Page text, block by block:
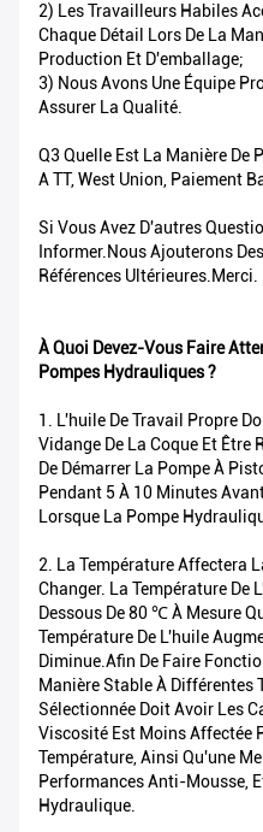
2) Les Travailleurs Habiles
Chaque Détail Lors De La
Production Et D'emballage;
3) Nous Avons Une Équipe
Assurer La Qualité.
Q3 Quelle Est La Manière De
A TT, West Union, Paiement
Si Vous Avez D'autres
Informer.Nous Ajouterons
Références Ultérieures.Merci.
À Quoi Devez-Vous Faire
Pompes Hydrauliques ?
1. L'huile De Travail Propre
Vidange De La Coque Et Être
De Démarrer La Pompe À
Pendant 5 À 10 Minutes
Lorsque La Pompe
2. La Température Affectera
Changer. La Température De
Dessous De 80 ℃ À Mesure
Température De L'huile
Diminue.Afin De Faire
Manière Stable À Différentes
Sélectionnée Doit Avoir Les
Viscosité Est Moins Affectée
Température, Ainsi Qu'une
Performances Anti-Mousse,
Hydraulique.